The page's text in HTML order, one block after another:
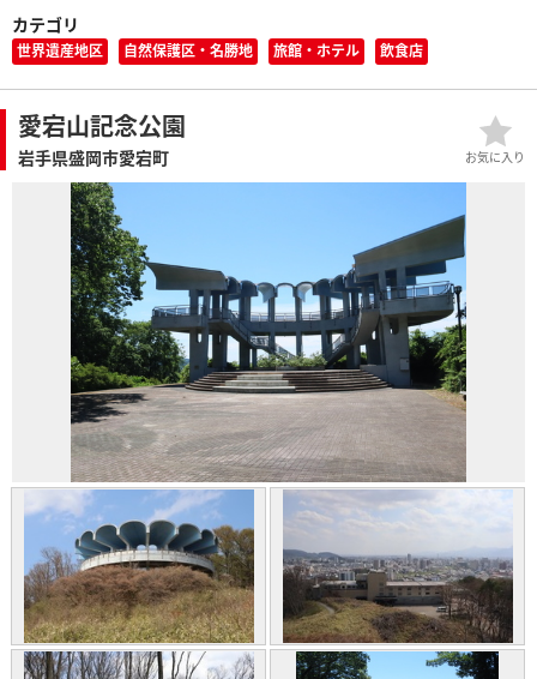
カテゴリ
世界遺産地区 自然保護区・名勝地 旅館・ホテル 飲食店
愛宕山記念公園
岩手県盛岡市愛宕町 お気に入り